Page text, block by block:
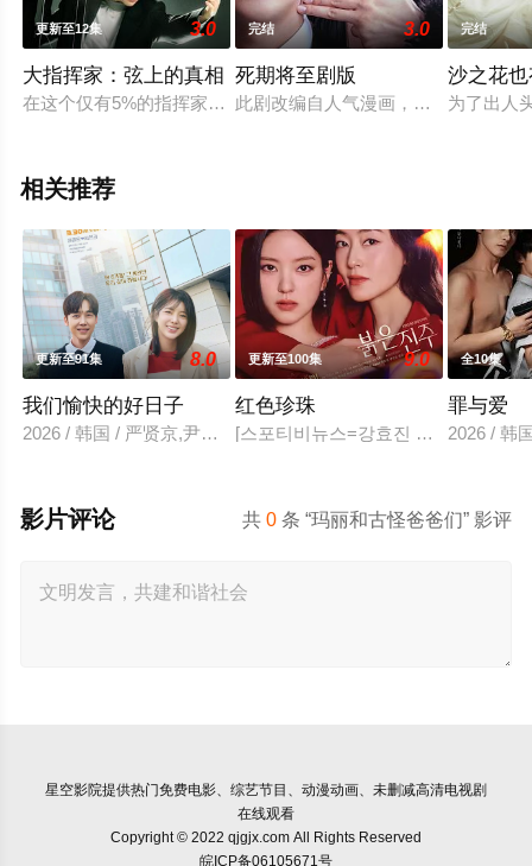
更新至12集 3.0
大指挥家：弦上的真相
在这个仅有5%的指挥家是女性的世界里，车世音大师脱颖而出
完结 3.0
死期将至剧版
此剧改编自人气漫画，由《再次十八
完结
沙之花
为了出人
相关推荐
更新至91集 8.0
我们愉快的好日子
2026 / 韩国 / 严贤京,尹仲勋,申正允,尹多英,金惠玉,鲜于在德,尹
更新至100集 9.0
红色珍珠
[스포티비뉴스=강효진 기자] 배우 박
全10集
罪与爱
2026 / 韩
共0 条 “玛丽和古怪爸爸们” 影评
影片评论
星空影院提供热门免费电影、综艺节目、动漫动画、未删减高清电视剧
在线观看
Copyright © 2022 qjgjx.com All Rights Reserved
皖ICP备06105671号